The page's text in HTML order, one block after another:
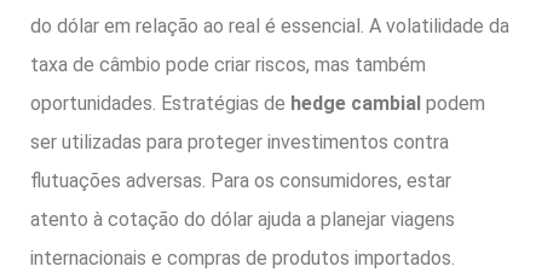
do dólar em relação ao real é essencial. A volatilidade da
taxa de câmbio pode criar riscos, mas também
oportunidades. Estratégias de hedge cambial podem
ser utilizadas para proteger investimentos contra
flutuações adversas. Para os consumidores, estar
atento à cotação do dólar ajuda a planejar viagens
internacionais e compras de produtos importados.